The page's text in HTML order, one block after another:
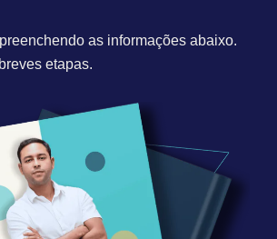
as informações abaixo.
etapas.